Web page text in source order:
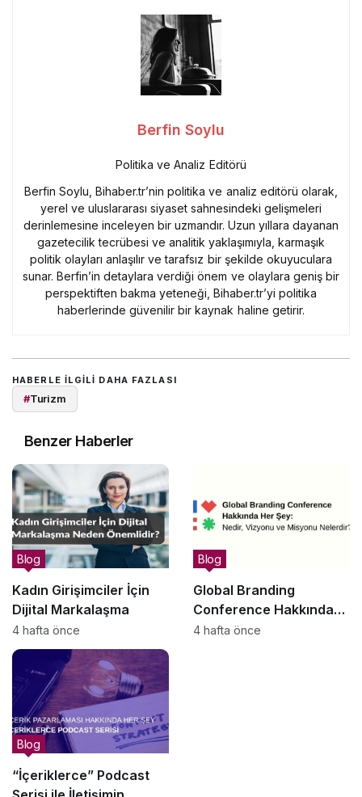
Berfin Soylu
Politika ve Analiz Editörü
Berfin Soylu, Bihaber.tr’nin politika ve analiz editörü olarak,
yerel ve uluslararası siyaset sahnesindeki gelişmeleri
derinlemesine inceleyen bir uzmandır. Uzun yıllara dayanan
gazetecilik tecrübesi ve analitik yaklaşımıyla, karmaşık
politik olayları anlaşılır ve tarafsız bir şekilde okuyuculara
sunar. Berfin’in detaylara verdiği önem ve olaylara geniş bir
perspektiften bakma yeteneği, Bihaber.tr’yi politika
haberlerinde güvenilir bir kaynak haline getirir.
HABERLE ILGILI DAHA FAZLASI
#Turizm
Benzer Haberler
Kadın Girişimciler İçin
Dijital Markalaşma
Blog
4 hafta önce
Global Branding
Conference Hakkında
Her Şey: Nedir, Vizyonu
Blog
4 hafta önce
“İçeriklerce” Podcast
Blog